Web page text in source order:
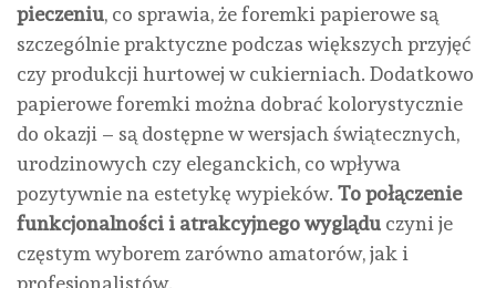
pieczeniu, co sprawia, że foremki papierowe są
szczególnie praktyczne podczas większych przyjęć
czy produkcji hurtowej w cukierniach. Dodatkowo
papierowe foremki można dobrać kolorystycznie
do okazji – są dostępne w wersjach świątecznych,
urodzinowych czy eleganckich, co wpływa
pozytywnie na estetykę wypieków. To połączenie
funkcjonalności i atrakcyjnego wyglądu czyni je
częstym wyborem zarówno amatorów, jak i
profesjonalistów.